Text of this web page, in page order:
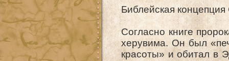
Библейская
Согласно книге
херувима. Он был
красоты» и обитал в